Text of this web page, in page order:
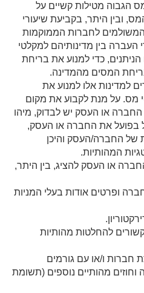
הגבוה מטילות קשיים על
ובין היתר, בקביעת שיעורי
לחברות הממוקמות
בין מדינותיהם למקלטי
כדי למנוע את בריחת
המסים מהמדינה.
למדינות אלו למנוע את
מס. על מנת לקבוע את מקום
או העסק יש לבדוק, מיהו
בפועל את החברה או העסק,
של החברה/העסק והיכן
המהותיות.
או העסק להציג, בין היתר,
ופרטים אודות בעלי המניות
להחלטות מהותיות
חברות ו/או עם גורמים
וחוזים מהותיים נוספים (תשומת